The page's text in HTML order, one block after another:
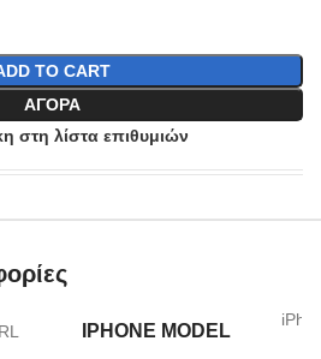
TO CART
ΑΓΟΡΆ
στη λίστα επιθυμιών
IPHONE MODEL